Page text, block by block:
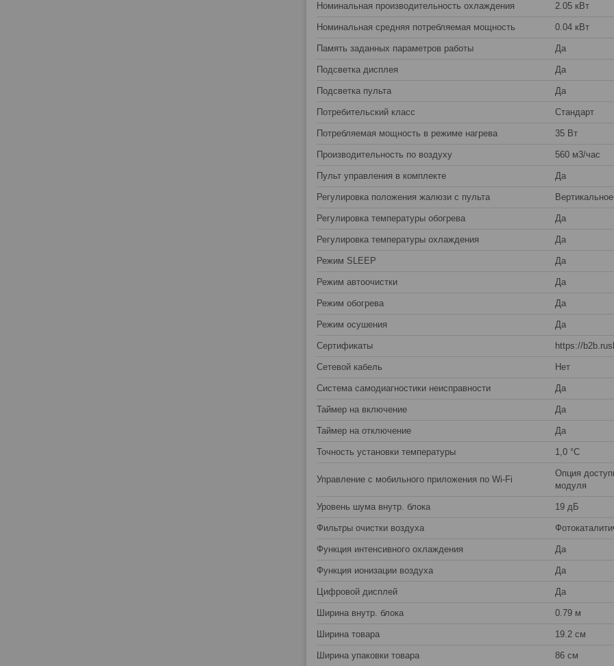
Номинальная производительность охлаждения 2.05 кВт
Номинальная средняя потребляемая мощность 0.04 кВт
Память заданных параметров работы Да
Подсветка дисплея Да
Подсветка пульта Да
Потребительский класс Стандарт
Потребляемая мощность в режиме нагрева 35 Вт
Производительность по воздуху 560 м3/час
Пульт управления в комплекте Да
Регулировка положения жалюзи с пульта
Регулировка температуры обогрева Да
Регулировка температуры охлаждения Да
Режим SLEEP Да
Режим автоочистки Да
Режим обогрева Да
Режим осушения Да
Сертификаты https://
Сетевой кабель Нет
Система самодиагностики неисправности Да
Таймер на включение Да
Таймер на отключение Да
Точность установки температуры 1,0 °С
Управление c мобильного приложения по Wi-Fi
Опция
модуля
Уровень шума внутр. блока 19 дБ
Фильтры очистки воздуха
Функция интенсивного охлаждения Да
Функция ионизации воздуха Да
Цифровой дисплей Да
Ширина внутр. блока 0.79 м
Ширина товара 19.2 см
Ширина упаковки товара 86 см